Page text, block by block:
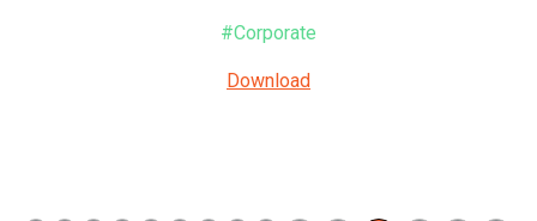
#Corporate
Download